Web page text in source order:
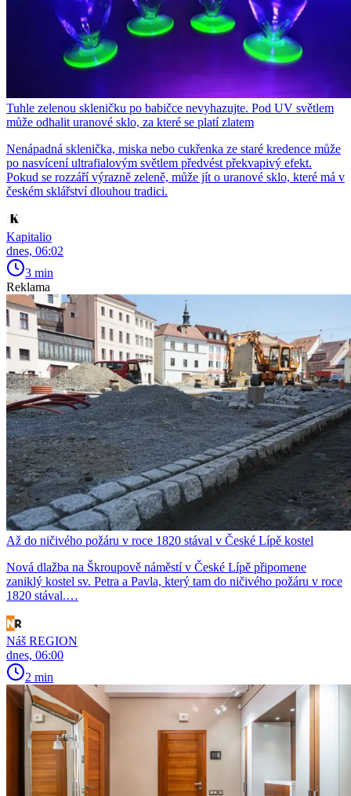
Tuhle zelenou skleničku po babičce nevyhazujte. Pod UV světlem
může odhalit uranové sklo, za které se platí zlatem
Nenápadná sklenička, miska nebo cukřenka ze staré kredence může
po nasvícení ultrafialovým světlem předvést překvapivý efekt.
Pokud se rozzáří výrazně zeleně, může jít o uranové sklo, které má v
českém sklářství dlouhou tradici.
Kapitalio
dnes, 06:02
3 min
Reklama
Až do ničivého požáru v roce 1820 stával v České Lípě kostel
Nová dlažba na Škroupově náměstí v České Lípě připomene
zaniklý kostel sv. Petra a Pavla, který tam do ničivého požáru v roce
1820 stával.…
Náš REGION
dnes, 06:00
2 min